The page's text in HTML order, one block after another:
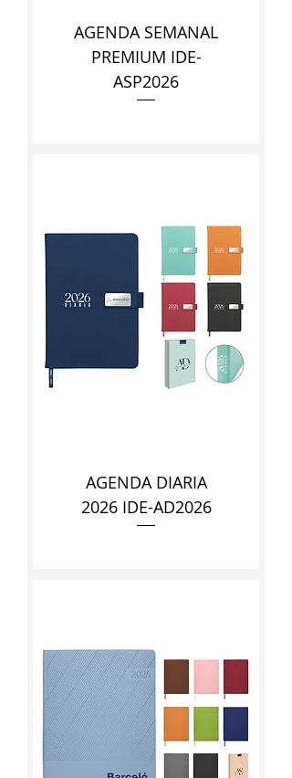
AGENDA SEMANAL
PREMIUM IDE-
ASP2026
AGENDA DIARIA
2026 IDE-AD2026